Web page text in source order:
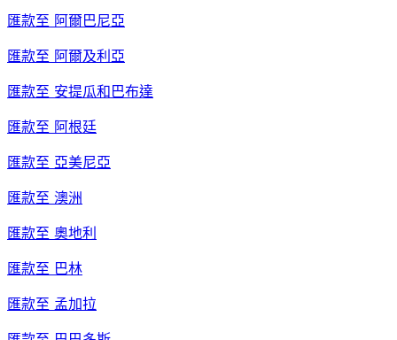
匯款至 阿爾巴尼亞
匯款至 阿爾及利亞
匯款至 安提瓜和巴布達
匯款至 阿根廷
匯款至 亞美尼亞
匯款至 澳洲
匯款至 奧地利
匯款至 巴林
匯款至 孟加拉